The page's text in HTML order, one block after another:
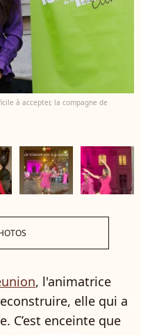
à accepter, la compagne de
, l'animatrice
elle qui a
C’est enceinte que